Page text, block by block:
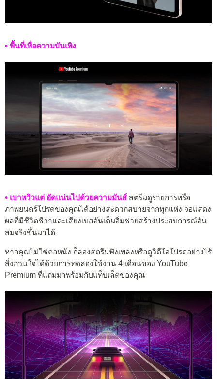
• พื้นที่เพื่อความบันเทิง
• เบาหวิวแต่ อัดแน่นไปด้วยความมันส์ สตรีมดูรายการหรือ
ภาพยนตร์โปรดของคุณได้อย่างสะดวกสบายจากทุกแห่ง จอแสดง
ผลที่มีชีวิตชีวาและเสียงเบสอันเต็มอิ่มช่วยสร้างประสบการณ์อัน
สมจริงขึ้นมาได้
หากคุณไม่ใช่คอหนัง ก็ลองสตรีมฟังเพลงหรือดูวิดีโอโปรดอย่างไร้
สิ่งกวนใจได้ด้วยการทดลองใช้งาน 4 เดือนของ YouTube
Premium ที่แถมมาพร้อมกับแท็บเล็ตของคุณ